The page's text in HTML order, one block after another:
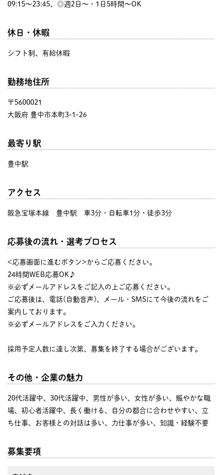
09:15〜23:45、◎週2日～・1日5時間～OK
休日・休暇
シフト制、有給休暇
勤務地住所
〒5600021
大阪府 豊中市本町3-1-26
最寄り駅
豊中駅
アクセス
阪急宝塚本線 豊中駅 車3分・自転車1分・徒歩3分
応募後の流れ・選考プロセス
<応募画面に進むボタン>からご応募ください。
24時間WEB応募OK♪
※必ずメールアドレスをご記入の上ご応募ください。
ご応募後は、電話(自動音声)、メール・SMSにて今後の流れをご
案内しております。
※必ずメールアドレスをご入力ください。
採用予定人数に達し次第、募集を終了する場合がございます。
その他・企業の魅力
20代活躍中、30代活躍中、男性が多い、女性が多い、賑やかな職
場、初心者活躍中、長く働ける、自分の都合に合わせやすい、立
ち仕事、お客様との対話は多い、力仕事が多い、知識・経験不要
募集要項